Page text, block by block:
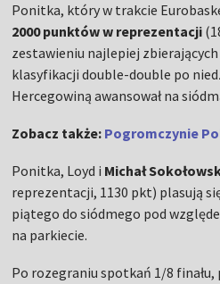
Ponitka, który w trakcie
2000 punktów w reprezentacji
zestawieniu najlepiej
klasyfikacji double-double po
Hercegowiną awansował na
Zobacz także: Pogromczynie
Ponitka, Loyd i Michał
reprezentacji, 1130 pkt) plasują
piątego do siódmego pod
na parkiecie.
Po rozegraniu spotkań 1/8 finału,